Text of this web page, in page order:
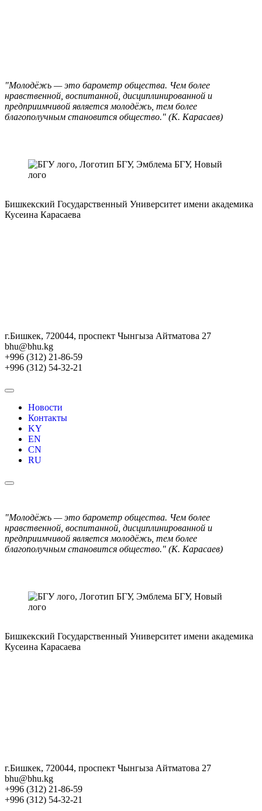
"Молодёжь — это барометр общества. Чем более
нравственной, воспитанной, дисциплинированной и
предприимчивой является молодёжь, тем более
благополучным становится общество." (К. Карасаев)
Бишкекский Государственный Университет имени академика
Кусеина Карасаева
г.Бишкек, 720044, проспект Чынгыза Айтматова 27
bhu@bhu.kg
+996 (312) 21-86-59
+996 (312) 54-32-21
Новости
Контакты
KY
EN
CN
RU
"Молодёжь — это барометр общества. Чем более
нравственной, воспитанной, дисциплинированной и
предприимчивой является молодёжь, тем более
благополучным становится общество." (К. Карасаев)
Бишкекский Государственный Университет имени академика
Кусеина Карасаева
г.Бишкек, 720044, проспект Чынгыза Айтматова 27
bhu@bhu.kg
+996 (312) 21-86-59
+996 (312) 54-32-21